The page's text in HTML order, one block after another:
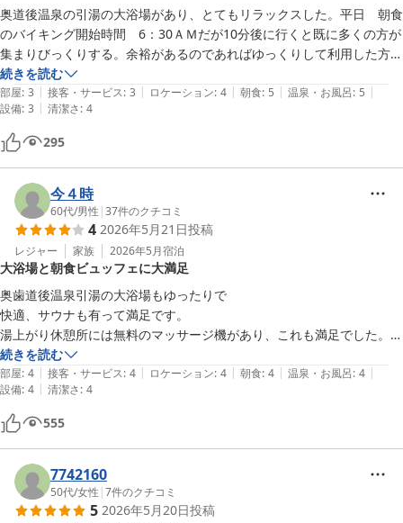
奥道後温泉の引湯の大浴場があり、とてもリラックスした。平日　朝食
のバイキング開始時間　6：30ＡＭだが10分後に行くと既に多くの方が
集まりびっくりする。余裕があるのであればゆっくりして利用した方が
良いと思った。種類も多く美味しかった。
続きを読む
部屋: 3 | 接客・サービス: 3 | ロケーション: 4 | 朝食: 5 | 温泉・お風呂: 5 |
設備: 3 | 清潔さ: 4
295
今４時
60代/男性 |37件のクチコミ
4 2026年5月21日投稿
レジャー 家族 2026年5月宿泊
大浴場と朝食ビュッフェに大満足
奥歯道後温泉引湯の大浴場もゆったりで
快適、サウナも有って満足です。
湯上がり休憩所には無料のマッサージ機があり、これも満足でした。
部屋の室内灯が少し暗いのが残念です。
フロント、レストランのスタッフも外国人を含めた皆んな対応が良いで
す。
朝食ビュッフェはメニュー、ドリンクともに豊富で大満足でした。
続きを読む
部屋: 4 | 接客・サービス: 4 | ロケーション: 4 | 朝食: 4 | 温泉・お風呂: 4 |
設備: 4 | 清潔さ: 4
555
7742160
50代/女性 |7件のクチコミ
5 2026年5月20日投稿